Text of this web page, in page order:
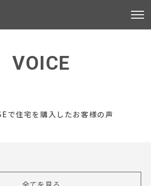
VOICE
で住宅を購入したお客様の声